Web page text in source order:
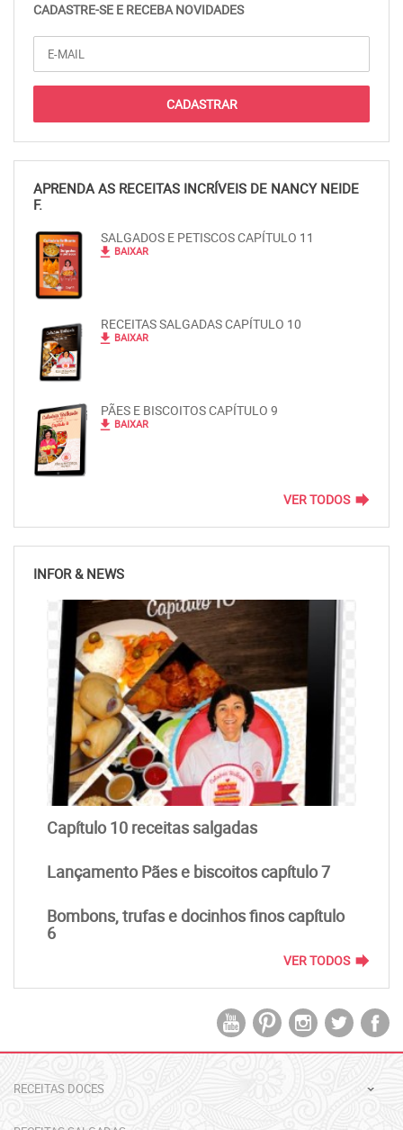
CADASTRE-SE E RECEBA NOVIDADES
APRENDA AS RECEITAS INCRÍVEIS DE NANCY NEIDE
F.
SALGADOS E PETISCOS CAPÍTULO 11
file_download BAIXAR
RECEITAS SALGADAS CAPÍTULO 10
file_download BAIXAR
PÃES E BISCOITOS CAPÍTULO 9
file_download BAIXAR
VER TODOS forward
INFOR & NEWS
Capítulo 10 receitas salgadas
Lançamento Pães e biscoitos capítulo 7
Bombons, trufas e docinhos finos capítulo
6
VER TODOS forward
RECEITAS DOCES